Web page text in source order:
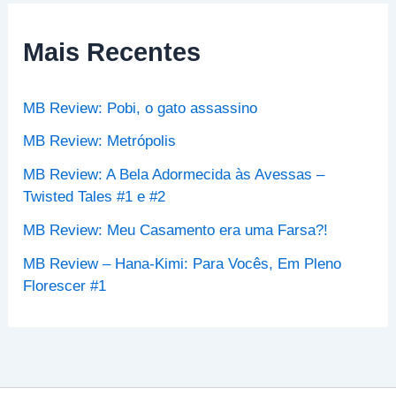
s
a
o
:
Mais Recentes
MB Review: Pobi, o gato assassino
MB Review: Metrópolis
MB Review: A Bela Adormecida às Avessas –
Twisted Tales #1 e #2
MB Review: Meu Casamento era uma Farsa?!
MB Review – Hana-Kimi: Para Vocês, Em Pleno
Florescer #1